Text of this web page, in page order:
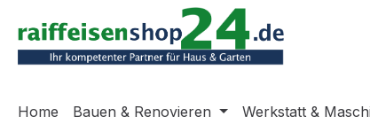
Hauptinhalt springen
Zur Suche springen
Zur Hauptnavigation springen
Home Bauen & Renovieren Werkstatt &